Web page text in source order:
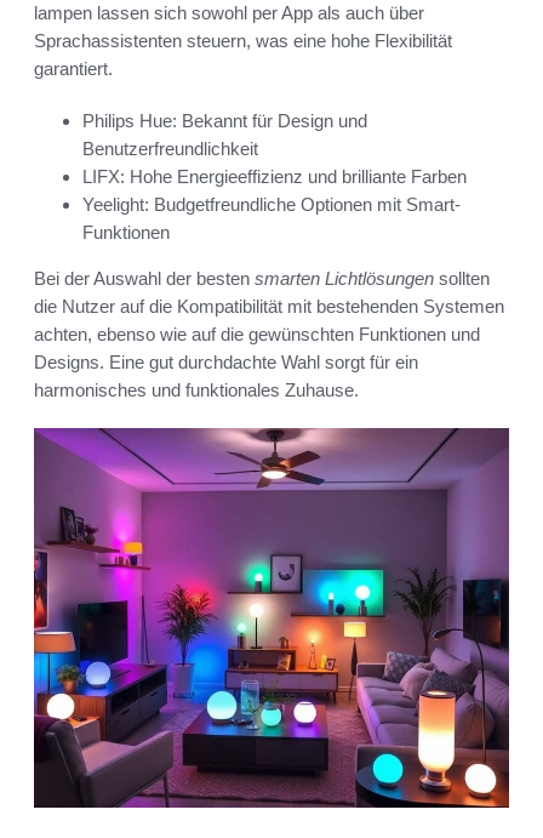
lampen lassen sich sowohl per App als auch über
Sprachassistenten steuern, was eine hohe Flexibilität
garantiert.
Philips Hue: Bekannt für Design und
Benutzerfreundlichkeit
LIFX: Hohe Energieeffizienz und brilliante Farben
Yeelight: Budgetfreundliche Optionen mit Smart-
Funktionen
Bei der Auswahl der besten smarten Lichtlösungen sollten
die Nutzer auf die Kompatibilität mit bestehenden Systemen
achten, ebenso wie auf die gewünschten Funktionen und
Designs. Eine gut durchdachte Wahl sorgt für ein
harmonisches und funktionales Zuhause.